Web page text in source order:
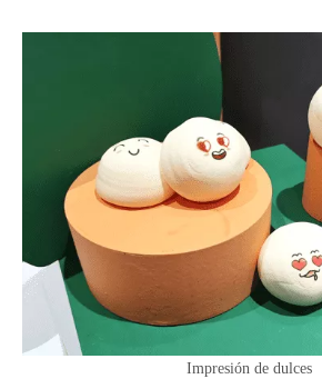
Impresión de dulces